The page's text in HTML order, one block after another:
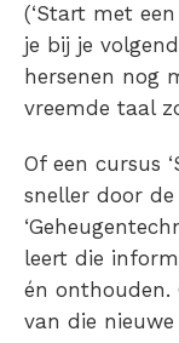
(‘Start met
je bij je
hersenen nog
vreemde taal
Of een cursus
sneller door
leert die
én onthouden.
van die